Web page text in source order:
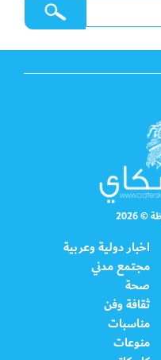
2026
اخبار دولية وعربية
مجتمع مدني
صحة
ثقافة وفن
مناسبات
منوعات